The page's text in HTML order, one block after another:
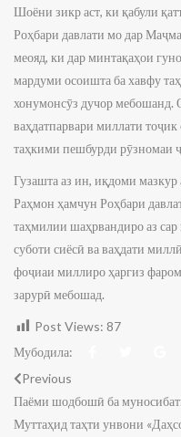
Шоёни зикр аст, ки қабули
Роҳбари давлати мо дар
меояд, ки дар минтақаҳои
мардуми осоишта ба хавфу
хонумонсӯз дучор мебошанд.
ваҳдатпарвари миллати
таҳкими пешбурди рӯзномаи
Гузашта аз ин, иқдоми
Раҳмон ҳамчун Роҳбари
таҳмилии шаҳрвандиро аз сар
суботи сиёсӣ ва ваҳдати
фоҷиаи миллиро ҳаргиз
зарурӣ мебошад.
Post Views: 87
Мубодила:
Previous
Паёми шодбошӣ ба
Муттаҳид таҳти унвони